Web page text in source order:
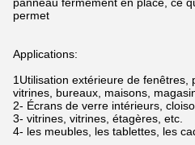
permet
Applications:
1Utilisation extérieure de fenêtres,
vitrines, bureaux, maisons,
2- Écrans de verre intérieurs,
3- vitrines, vitrines, étagères, etc.
4- les meubles, les tablettes, les